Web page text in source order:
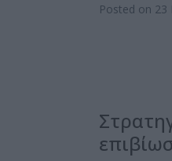
Posted on 23